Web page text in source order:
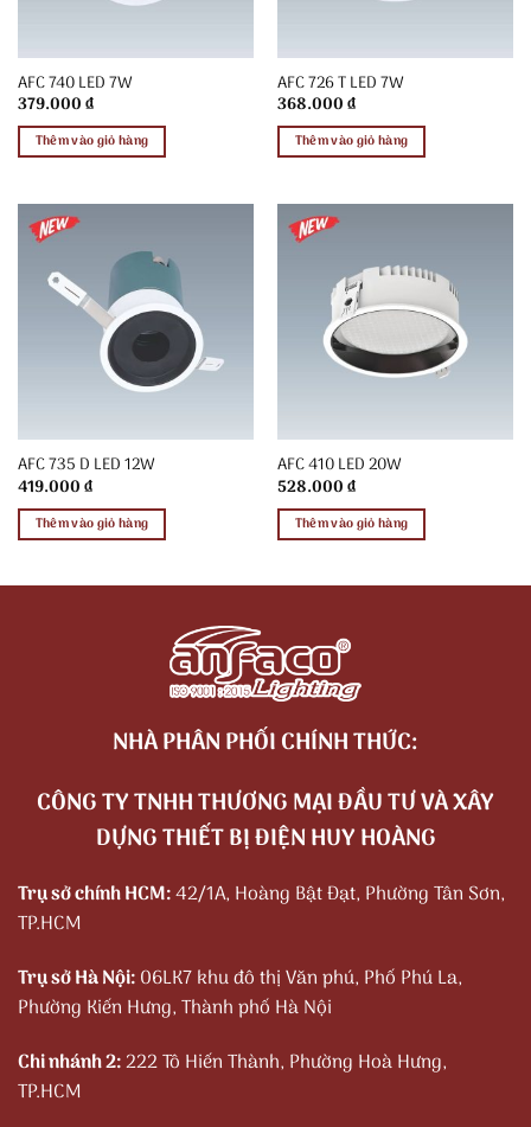
AFC 740 LED 7W
379.000₫
Thêm vào giỏ hàng
AFC 726 T LED 7W
368.000₫
Thêm vào giỏ hàng
AFC 735 D LED 12W
419.000₫
Thêm vào giỏ hàng
AFC 410 LED 20W
528.000₫
Thêm vào giỏ hàng
NHÀ PHÂN PHỐI CHÍNH THỨC:
CÔNG TY TNHH THƯƠNG MẠI ĐẦU TƯ VÀ XÂY
DỰNG THIẾT BỊ ĐIỆN HUY HOÀNG
Trụ sở chính HCM:42/1A, Hoàng Bật Đạt, Phường Tân Sơn,
TP.HCM
Trụ sở Hà Nội:06LK7 khu đô thị Văn phú, Phố Phú La,
Phường Kiến Hưng, Thành phố Hà Nội
Chi nhánh 2:222 Tô Hiến Thành, Phường Hoà Hưng,
TP.HCM